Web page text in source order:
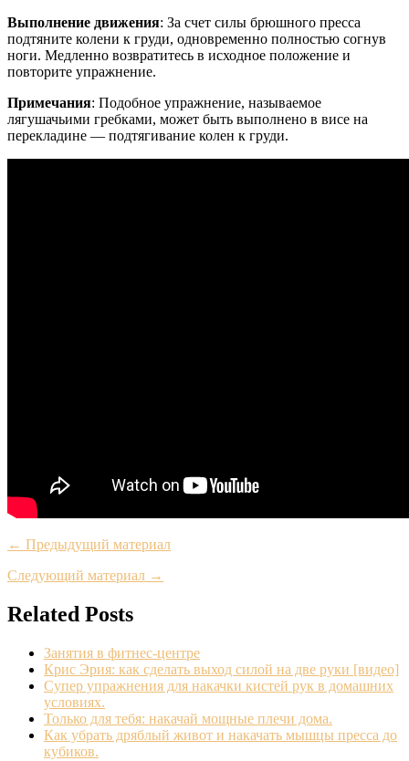
Выполнение движения: За счет силы брюшного пресса
подтяните колени к груди, одновременно полностью согнув
ноги. Медленно возвратитесь в исходное положение и
повторите упражнение.
Примечания: Подобное упражнение, называемое
лягушачьими гребками, может быть выполнено в висе на
перекладине — подтягивание колен к груди.
← Предыдущий материал
Следующий материал →
Related Posts
Занятия в фитнес-центре
Крис Эрия: как сделать выход силой на две руки [видео]
Супер упражнения для накачки кистей рук в домашних
условиях.
Только для тебя: накачай мощные плечи дома.
Как убрать дряблый живот и накачать мышцы пресса до
кубиков.